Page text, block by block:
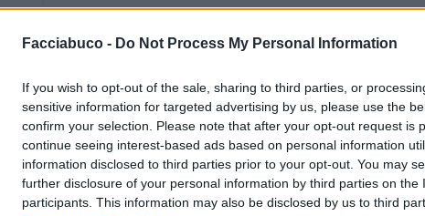
Facciabuco - Do Not Process My Personal Information
If you wish to opt-out of the sale, sharing to third parties, or
sensitive information for targeted advertising by us, please use the
confirm your selection. Please note that after your opt-out request is
continue seeing interest-based ads based on personal information
information disclosed to third parties prior to your opt-out. You may
further disclosure of your personal information by third parties on the
participants. This information may also be disclosed by us to third